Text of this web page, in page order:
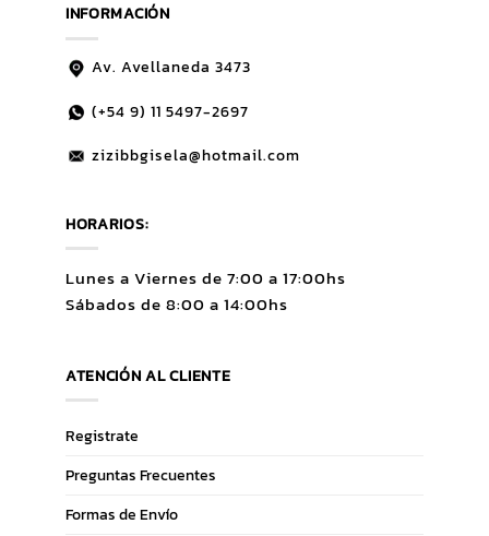
INFORMACIÓN
Av. Avellaneda 3473
(+54 9) 11 5497-2697
zizibbgisela@hotmail.com
HORARIOS:
Lunes a Viernes de 7:00 a 17:00hs
Sábados de 8:00 a 14:00hs
ATENCIÓN AL CLIENTE
Registrate
Preguntas Frecuentes
Formas de Envío